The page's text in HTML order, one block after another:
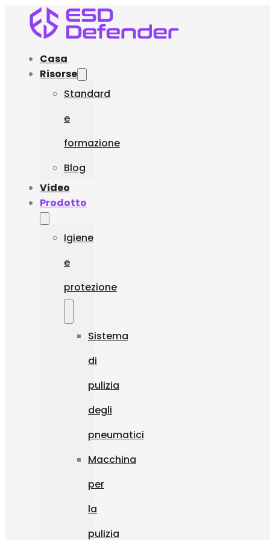
Casa
Risorse
Standard
e
formazione
Blog
Video
Prodotto
Igiene
e
protezione
Sistema
di
pulizia
degli
pneumatici
Macchina
per
la
pulizia